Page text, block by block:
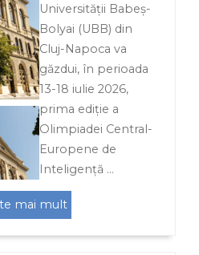
Universității Babeș-
Bolyai (UBB) din
Cluj-Napoca va
găzdui, în perioada
13-18 iulie 2026,
prima ediție a
Olimpiadei Central-
Europene de
Inteligență …
mai mult